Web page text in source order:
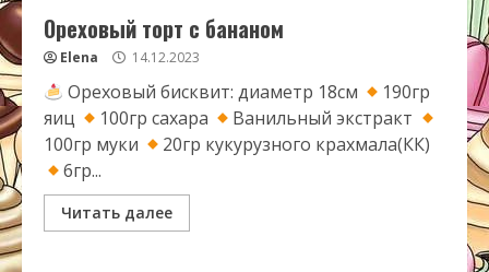
Ореховый торт с бананом
Elena 14.12.2023
Ореховый бисквит: диаметр 18см
190гр
яиц
100гр сахара
Ванильный экстракт
100гр муки
20гр кукурузного крахмала(КК)
6гр...
Читать далее